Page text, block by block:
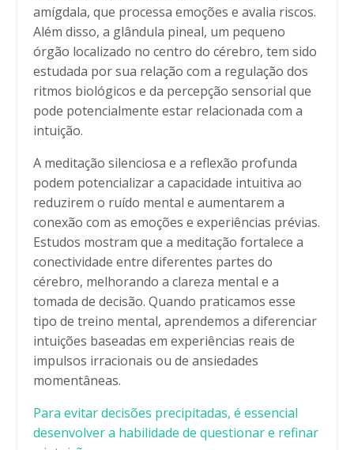
amígdala, que processa emoções e avalia riscos.
Além disso, a glândula pineal, um pequeno
órgão localizado no centro do cérebro, tem sido
estudada por sua relação com a regulação dos
ritmos biológicos e da percepção sensorial que
pode potencialmente estar relacionada com a
intuição.
A meditação silenciosa e a reflexão profunda
podem potencializar a capacidade intuitiva ao
reduzirem o ruído mental e aumentarem a
conexão com as emoções e experiências prévias.
Estudos mostram que a meditação fortalece a
conectividade entre diferentes partes do
cérebro, melhorando a clareza mental e a
tomada de decisão. Quando praticamos esse
tipo de treino mental, aprendemos a diferenciar
intuições baseadas em experiências reais de
impulsos irracionais ou de ansiedades
momentâneas.
Para evitar decisões precipitadas, é essencial
desenvolver a habilidade de questionar e refinar